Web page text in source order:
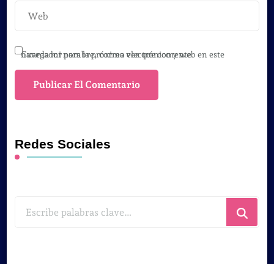
Guarda mi nombre, correo electrónico y web en este navegador para la próxima vez que comente.
Redes Sociales